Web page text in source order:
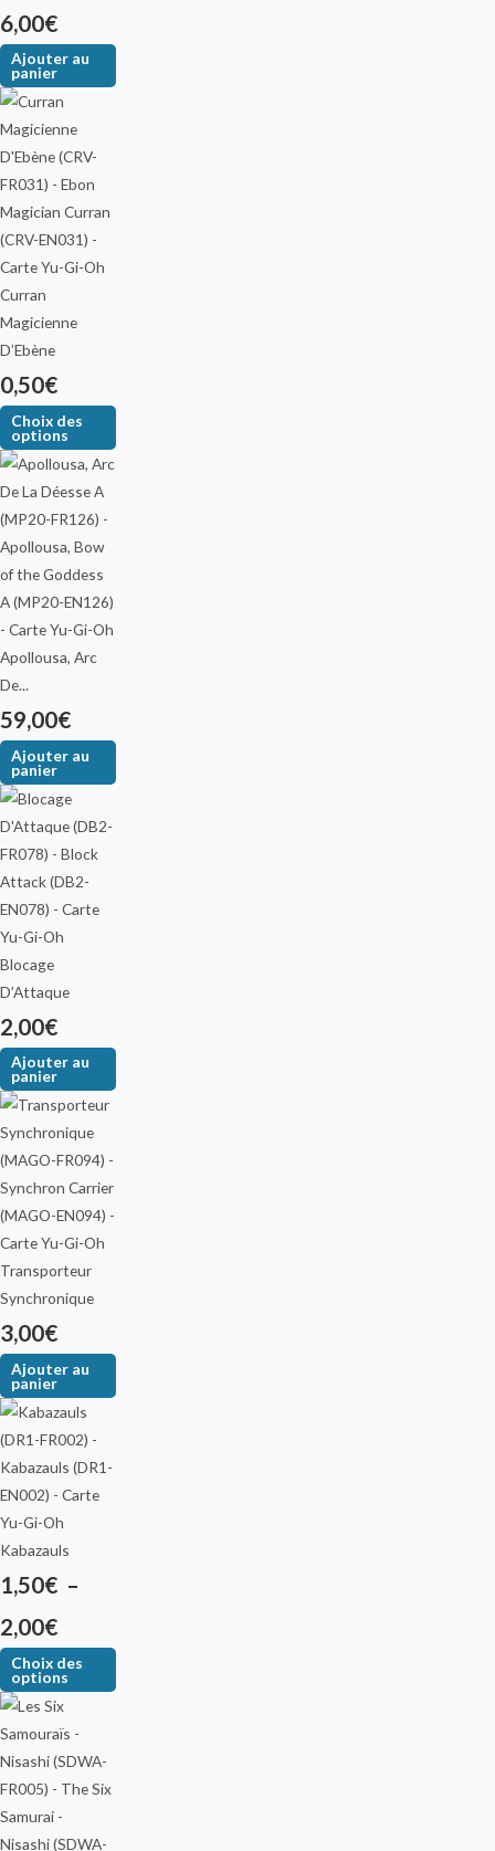
6,00€
Ajouter au
panier
Curran
Magicienne
D’Ebène
0,50€
Choix des
options
Apollousa, Arc
De...
59,00€
Ajouter au
panier
Blocage
D’Attaque
2,00€
Ajouter au
panier
Transporteur
Synchronique
3,00€
Ajouter au
panier
Kabazauls
1,50€ –
2,00€
Choix des
options